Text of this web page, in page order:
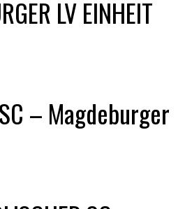
LV EINHEIT
– Magdeburger